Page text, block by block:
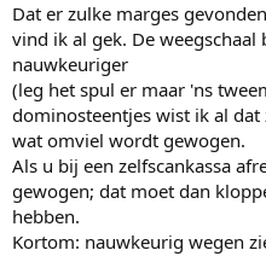
Dat er zulke marges
vind ik al gek. De
nauwkeuriger
(leg het spul er maar 'ns
dominosteentjes wist ik al
wat omviel wordt gewogen.
Als u bij een zelfscankassa
gewogen; dat moet dan
hebben.
Kortom: nauwkeurig wegen